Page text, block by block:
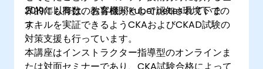
界的にも有数の教育機関として認知されていま
す。
2019年以降は、お客様がKubernetes環境下での
スキルを実証できるようCKAおよびCKAD試験の
対策支援も行っています。
本講座はインストラクター指導型のオンラインま
たは対面セミナーであり、CKA試験合格によって